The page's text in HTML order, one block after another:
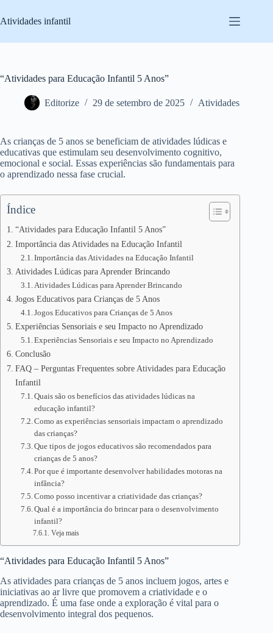
para
o
Atividades infantil
“Atividades para Educação Infantil 5 Anos”
Editorize 29 de setembro de 2025 Atividades
As crianças de 5 anos se beneficiam de atividades lúdicas e
educativas que estimulam seu desenvolvimento cognitivo,
emocional e social. Essas experiências são fundamentais para
o aprendizado nessa fase crucial.
Índice
“Atividades para Educação Infantil 5 Anos”
Importância das Atividades na Educação Infantil
Importância das Atividades na Educação Infantil
Atividades Lúdicas para Aprender Brincando
Atividades Lúdicas para Aprender Brincando
Jogos Educativos para Crianças de 5 Anos
Jogos Educativos para Crianças de 5 Anos
Experiências Sensoriais e seu Impacto no Aprendizado
Experiências Sensoriais e seu Impacto no Aprendizado
Conclusão
FAQ – Perguntas Frequentes sobre Atividades para Educação
Infantil
Quais são os benefícios das atividades lúdicas na
educação infantil?
Como as experiências sensoriais impactam o aprendizado
das crianças?
Que tipos de jogos educativos são recomendados para
crianças de 5 anos?
Por que é importante desenvolver habilidades motoras na
infância?
Como posso incentivar a criatividade das crianças?
Qual é a importância do brincar para o desenvolvimento
infantil?
Veja mais
“Atividades para Educação Infantil 5 Anos”
As atividades para crianças de 5 anos incluem jogos, artes e
iniciativas ao ar livre que promovem a criatividade e o
aprendizado. É uma fase onde a exploração é vital para o
desenvolvimento integral dos pequenos.